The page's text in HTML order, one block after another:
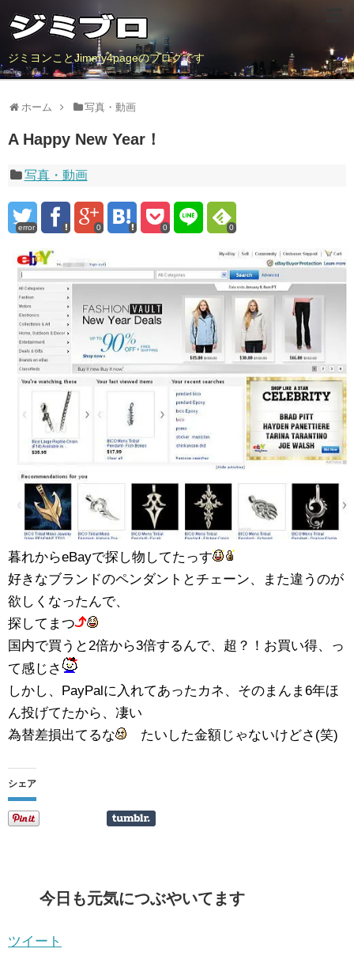
ジミヨンことJimmy4pageのブログです
ホーム 写真・動画
A Happy New Year！
写真・動画
error 0 0 0
暮れからeBayで探し物してたっす
好きなブランドのペンダントとチェーン、また違うのが
欲しくなったんで、
探してまつ
国内で買うと2倍から3倍するんで、超？！お買い得、っ
て感じさ
しかし、PayPalに入れてあったカネ、そのまんま6年ほ
ん投げてたから、凄い
為替差損出てるな
たいした金額じゃないけどさ(笑)
シェア
今日も元気につぶやいてます
ツイート